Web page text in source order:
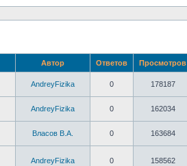
Автор Ответов Просмотров
AndreyFizika 0 178187
AndreyFizika 0 162034
Власов В.А. 0 163684
AndreyFizika 0 158562